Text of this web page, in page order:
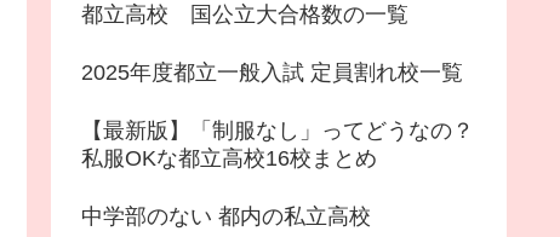
都立高校 国公立大合格数の一覧
2025年度都立一般入試 定員割れ校一覧
【最新版】「制服なし」ってどうなの？
私服OKな都立高校16校まとめ
中学部のない 都内の私立高校